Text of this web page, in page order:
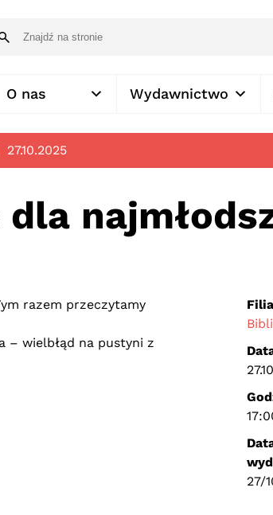
O nas Wydawnictwo
27.10.2025
razem przeczytamy
– wielbłąd na pustyni z
Filia
27/